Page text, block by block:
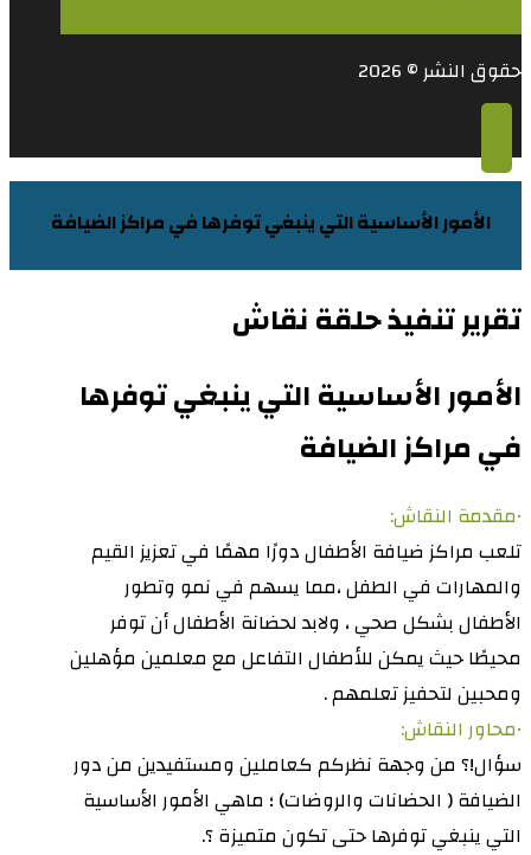
حقوق النشر © 2026
الأمور الأساسية التي ينبغي توفرها في مراكز الضيافة​
تقرير تنفيذ حلقة نقاش
الأمور الأساسية التي ينبغي توفرها
في مراكز الضيافة
•مقدمة النقاش:
تلعب مراكز ضيافة الأطفال دورًا مهمًا في تعزيز القيم
والمهارات في الطفل ،مما يسهم في نمو وتطور
الأطفال بشكل صحي ، ولابد لحضانة الأطفال أن توفر
محيطًا حيث يمكن للأطفال التفاعل مع معلمين مؤهلين
ومحبين لتحفيز تعلمهم .
•محاور النقاش:
سؤال!؟ من وجهة نظركم كعاملين ومستفيدين من دور
الضيافة ( الحضانات والروضات) ؛ ماهي الأمور الأساسية
التي ينبغي توفرها حتى تكون متميزة ؟.